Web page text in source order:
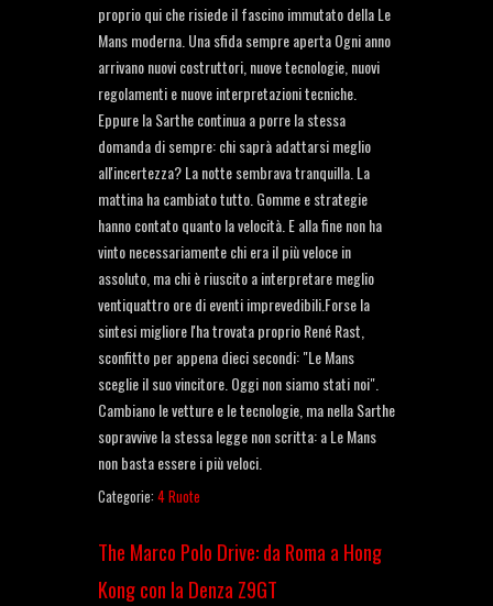
proprio qui che risiede il fascino immutato della Le
Mans moderna. Una sfida sempre aperta Ogni anno
arrivano nuovi costruttori, nuove tecnologie, nuovi
regolamenti e nuove interpretazioni tecniche.
Eppure la Sarthe continua a porre la stessa
domanda di sempre: chi saprà adattarsi meglio
all'incertezza? La notte sembrava tranquilla. La
mattina ha cambiato tutto. Gomme e strategie
hanno contato quanto la velocità. E alla fine non ha
vinto necessariamente chi era il più veloce in
assoluto, ma chi è riuscito a interpretare meglio
ventiquattro ore di eventi imprevedibili.Forse la
sintesi migliore l'ha trovata proprio René Rast,
sconfitto per appena dieci secondi: "Le Mans
sceglie il suo vincitore. Oggi non siamo stati noi".
Cambiano le vetture e le tecnologie, ma nella Sarthe
sopravvive la stessa legge non scritta: a Le Mans
non basta essere i più veloci.
Categorie: 4 Ruote
The Marco Polo Drive: da Roma a Hong
Kong con la Denza Z9GT